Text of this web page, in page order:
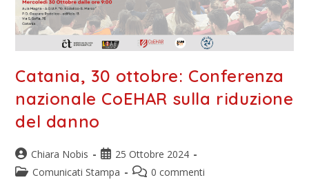
Catania, 30 ottobre: Conferenza
nazionale CoEHAR sulla riduzione
del danno
Chiara Nobis
25 Ottobre 2024
Comunicati Stampa
0 commenti